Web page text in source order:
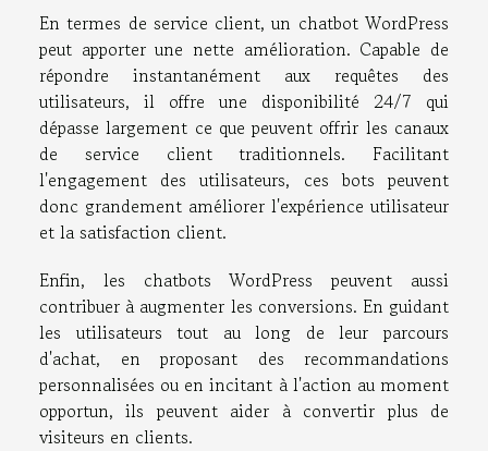
En termes de service client, un chatbot WordPress
peut apporter une nette amélioration. Capable de
répondre instantanément aux requêtes des
utilisateurs, il offre une disponibilité 24/7 qui
dépasse largement ce que peuvent offrir les canaux
de service client traditionnels. Facilitant
l'engagement des utilisateurs, ces bots peuvent
donc grandement améliorer l'expérience utilisateur
et la satisfaction client.
Enfin, les chatbots WordPress peuvent aussi
contribuer à augmenter les conversions. En guidant
les utilisateurs tout au long de leur parcours
d'achat, en proposant des recommandations
personnalisées ou en incitant à l'action au moment
opportun, ils peuvent aider à convertir plus de
visiteurs en clients.